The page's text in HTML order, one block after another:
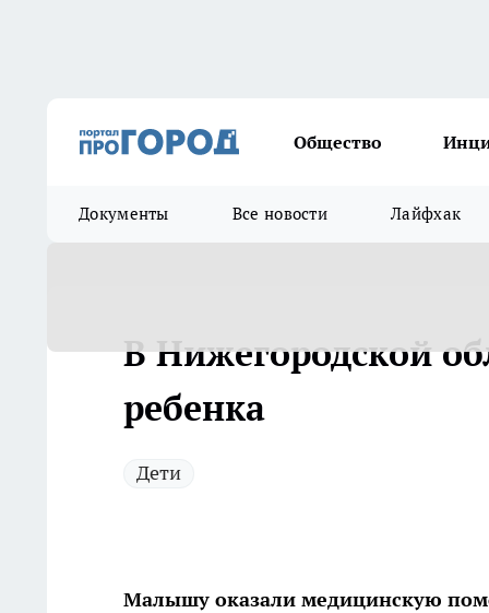
Общество
Документы Все новости Лайфхак
В Нижегородской
ребенка
Дети
Малышу оказали медицинскую